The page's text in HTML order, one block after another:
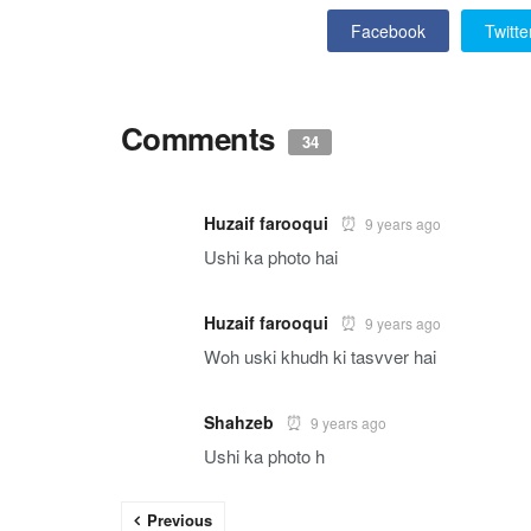
Facebook
Comments 34
Huzaif farooqui 9 years ago
Ushi ka photo hai
Huzaif farooqui 9 years ago
Woh uski khudh ki tasvver hai
Shahzeb 9 years ago
Ushi ka photo h
Previous